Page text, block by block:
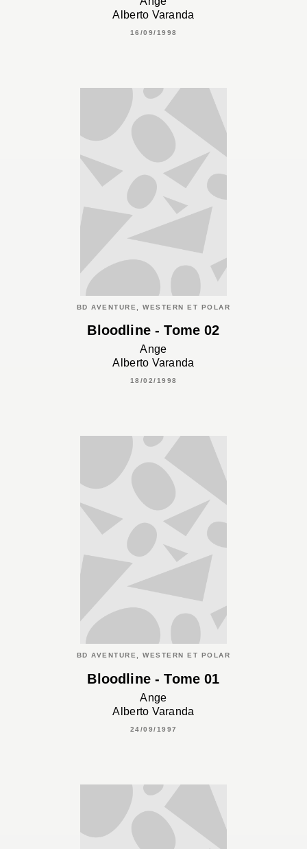
Alberto Varanda
16/09/1998
BD AVENTURE, WESTERN ET POLAR
Bloodline - Tome 02
Ange
Alberto Varanda
18/02/1998
BD AVENTURE, WESTERN ET POLAR
Bloodline - Tome 01
Ange
Alberto Varanda
24/09/1997